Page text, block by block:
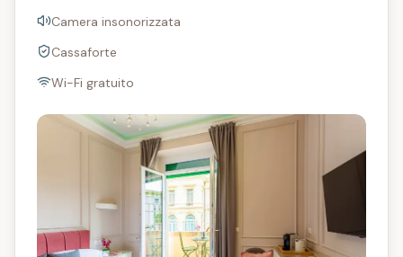
Camera insonorizzata
Cassaforte
Wi-Fi gratuito